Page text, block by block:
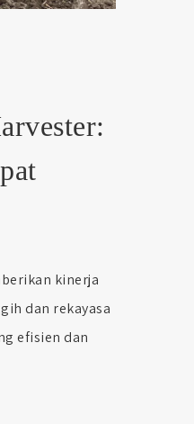
kinerja
dan rekayasa
efisien dan